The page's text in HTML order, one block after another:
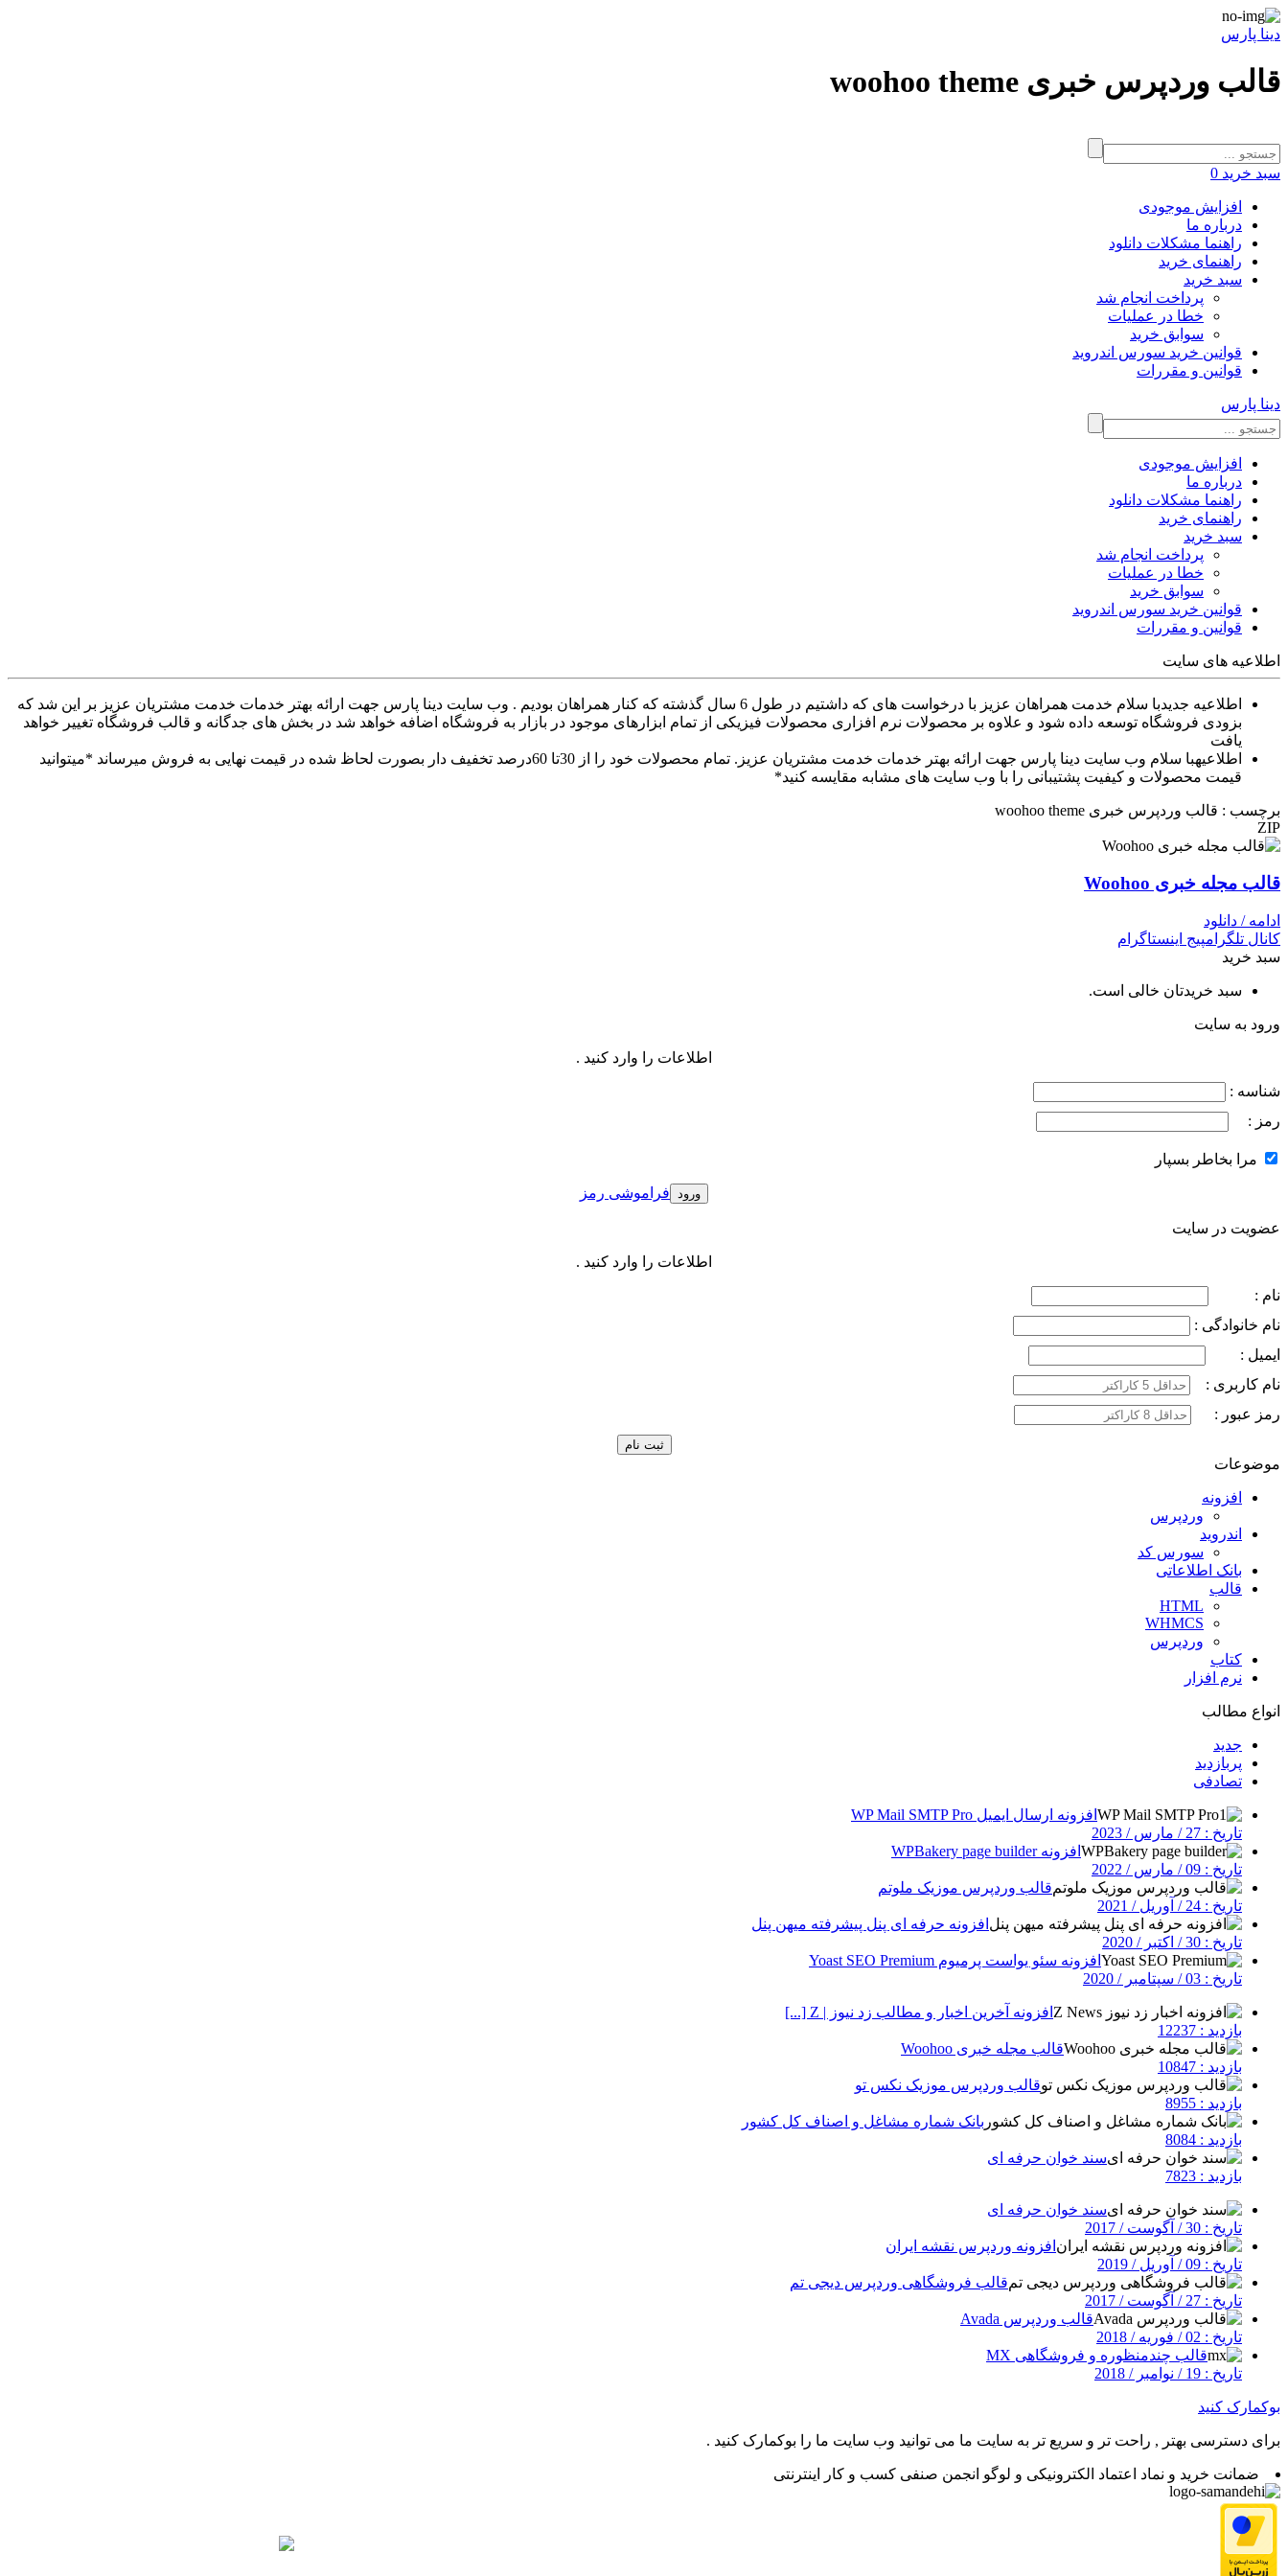
دینا پارس
قالب وردپرس خبری woohoo theme
سبد خرید 0
افزایش موجودی
درباره ما
راهنما مشکلات دانلود
راهنمای خرید
سبد خرید
پرداخت انجام شد
خطا در عملیات
سوابق خرید
قوانین خرید سورس اندروید
قوانین و مقررات
دینا پارس
افزایش موجودی
درباره ما
راهنما مشکلات دانلود
راهنمای خرید
سبد خرید
پرداخت انجام شد
خطا در عملیات
سوابق خرید
قوانین خرید سورس اندروید
قوانین و مقررات
اطلاعیه های سایت
اطلاعیه جدید
با سلام خدمت همراهان عزیز با درخواست های که داشتیم در طول 6 سال گذشته که کنار همراهان بودیم . وب سایت دینا پارس جهت ارائه بهتر خدمات خدمت مشتریان عزیز بر این شد که
بزودی فروشگاه توسعه داده شود و علاوه بر محصولات نرم افزاری محصولات فیزیکی از تمام ابزارهای موجود در بازار به فروشگاه اضافه خواهد شد در بخش های جدگانه و قالب فروشگاه تغییر خواهد
یافت
اطلاعیه
با سلام وب سایت دینا پارس جهت ارائه بهتر خدمات خدمت مشتریان عزیز. تمام محصولات خود را از 30تا 60درصد تخفیف دار بصورت لحاظ شده در قیمت نهایی به فروش میرساند *میتوانید
قیمت محصولات و کیفیت پشتیبانی را با وب سایت های مشابه مقایسه کنید*
برچسب : قالب وردپرس خبری woohoo theme
ZIP
قالب مجله خبری Woohoo
ادامه / دانلود
کانال تلگرامپیج اینستاگرام
سبد خرید
سبد خریدتان خالی است.
ورود به سایت
اطلاعات را وارد کنید .
شناسه :
رمز :
مرا بخاطر بسپار
فراموشی رمز
عضویت در سایت
اطلاعات را وارد کنید .
نام :
نام خانوادگی :
ایمیل :
نام کاربری :
رمز عبور :
موضوعات
افزونه
وردپرس
اندروید
سورس کد
بانک اطلاعاتی
قالب
HTML
WHMCS
وردپرس
کتاب
نرم افزار
انواع مطالب
جدید
پربازدید
تصادفی
افزونه ارسال ایمیل WP Mail SMTP Pro
تاریخ : 27 / مارس / 2023
افزونه WPBakery page builder
تاریخ : 09 / مارس / 2022
قالب وردپرس موزیک ملوتم
تاریخ : 24 / آوریل / 2021
افزونه حرفه ای پنل پیشرفته میهن پنل
تاریخ : 30 / اکتبر / 2020
افزونه سئو یواست پرمیوم Yoast SEO Premium
تاریخ : 03 / سپتامبر / 2020
افزونه آخرین اخبار و مطالب زد نیوز | Z [...]
بازدید : 12237
قالب مجله خبری Woohoo
بازدید : 10847
قالب وردپرس موزیک نکس تو
بازدید : 8955
بانک شماره مشاغل و اصناف کل کشور
بازدید : 8084
سند خوان حرفه ای
بازدید : 7823
سند خوان حرفه ای
تاریخ : 30 / آگوست / 2017
افزونه وردپرس نقشه ایران
تاریخ : 09 / آوریل / 2019
قالب فروشگاهی وردپرس دیجی تم
تاریخ : 27 / آگوست / 2017
قالب وردپرس Avada
تاریخ : 02 / فوریه / 2018
قالب چندمنظوره و فروشگاهی MX
تاریخ : 19 / نوامبر / 2018
بوکمارک کنید
برای دسترسی بهتر , راحت تر و سریع تر به سایت ما می توانید وب سایت ما را بوکمارک کنید .
ضمانت خرید و نماد اعتماد الکترونیکی و لوگو انجمن صنفی کسب و کار اینترنتی